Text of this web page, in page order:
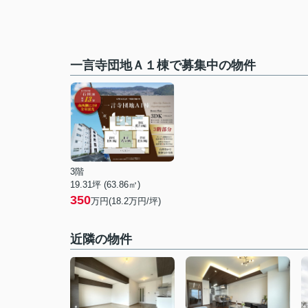
一言寺団地Ａ１棟で募集中の物件
3階
19.31坪 (63.86㎡)
350万円(18.2万円/坪)
近隣の物件